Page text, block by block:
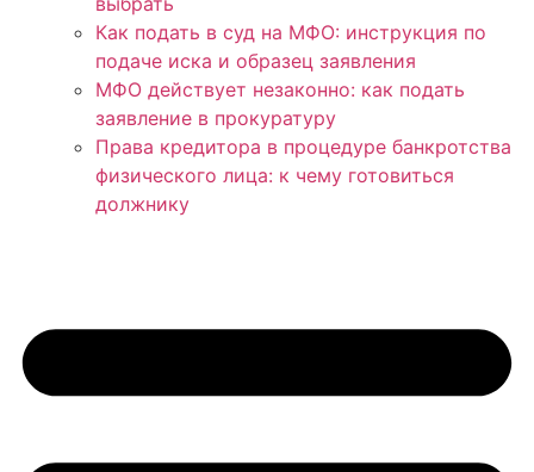
Как подать в суд на МФО: инструкция по
подаче иска и образец заявления
МФО действует незаконно: как подать
заявление в прокуратуру
Права кредитора в процедуре банкротства
физического лица: к чему готовиться
должнику